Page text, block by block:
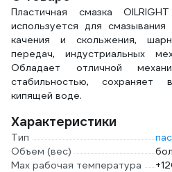
Пластичная смазка
используется для
качения и скольжения,
передач, индустриальных
Обладает отличной
стабильностью, сохраняет
кипящей воде.
Характеристики
Тип
Объем (вес)
Max рабочая температура